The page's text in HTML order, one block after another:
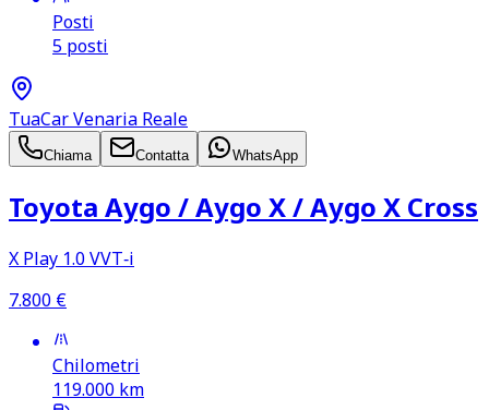
Posti
5 posti
TuaCar Venaria Reale
Chiama Contatta WhatsApp
Toyota Aygo /​ Aygo X /​ Aygo X Cross
X Play 1.0 VVT‑i
7.800 €
Chilometri
119.000 km